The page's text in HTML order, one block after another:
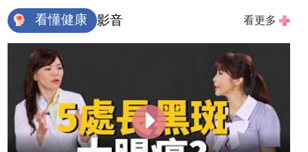
看懂健康 影音 看更多